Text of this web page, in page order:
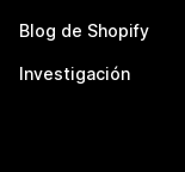
Blog de Shopify
Investigación